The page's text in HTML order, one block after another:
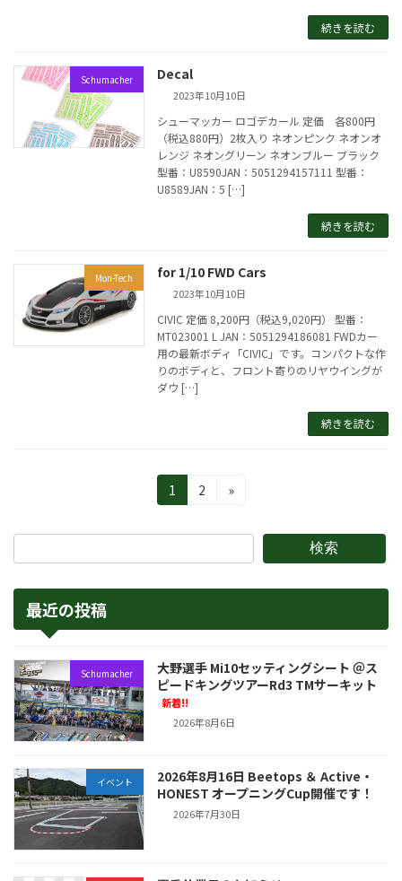
続きを読む
Schumacher Decal
2023年10月10日
シューマッカー ロゴデカール 定価 各800円
（税込880円）2枚入り ネオンピンク ネオンオ
レンジ ネオングリーン ネオンブルー ブラック
型番：U8590JAN：5051294157111 型番：
U8589JAN：5 […]
続きを読む
Mon-Tech for 1/10 FWD Cars
2023年10月10日
CIVIC 定価 8,200円（税込9,020円） 型番：
MT023001 L JAN：5051294186081 FWDカー
用の最新ボディ「CIVIC」です。コンパクトな作
りのボディと、フロント寄りのリヤウイングが
ダウ […]
続きを読む
ー
送
り
固
定
ジ
1
固
ジ
2 »
検索
最近の投稿
Schumacher
大野選手 Mi10セッティングシート ＠ス
ピードキングツアーRd3 TMサーキット
新着!!
2026年8月6日
イベント
2026年8月16日 Beetops ＆ Active・
HONEST オープニングCup開催です！
2026年7月30日